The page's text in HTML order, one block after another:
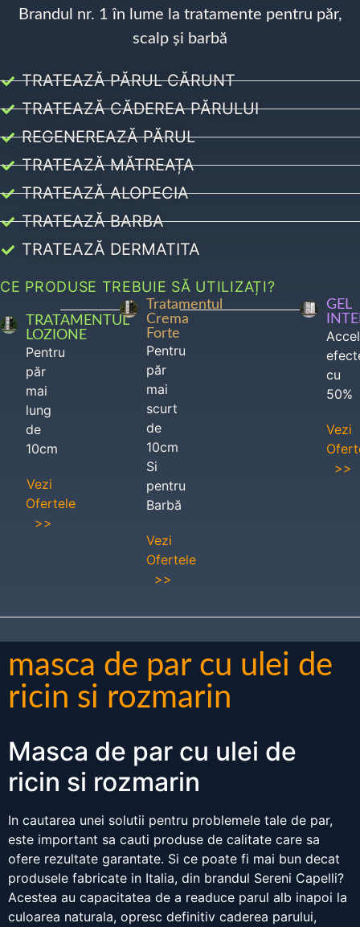
Brandul nr. 1 în lume la tratamente pentru păr,
scalp și barbă
TRATEAZĂ PĂRUL CĂRUNT
TRATEAZĂ CĂDEREA PĂRULUI
REGENEREAZĂ PĂRUL
TRATEAZĂ MĂTREAȚA
TRATEAZĂ ALOPECIA
TRATEAZĂ BARBA
TRATEAZĂ DERMATITA
CE PRODUSE TREBUIE SĂ UTILIZAȚI?
TRATAMENTUL
LOZIONE
Pentru
păr
mai
lung
de
10cm
Vezi
Ofertele
>>
Tratamentul
Crema
Forte
Pentru
păr
mai
scurt
de
10cm
Si
pentru
Barbă
Vezi
Ofertele
>>
GEL
cu
50%
Vezi
>>
masca de par cu ulei de
ricin si rozmarin
Masca de par cu ulei de
ricin si rozmarin
In cautarea unei solutii pentru problemele tale de par,
este important sa cauti produse de calitate care sa
ofere rezultate garantate. Si ce poate fi mai bun decat
produsele fabricate in Italia, din brandul Sereni Capelli?
Acestea au capacitatea de a readuce parul alb inapoi la
culoarea naturala, opresc definitiv caderea parului,